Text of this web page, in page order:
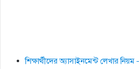
শিক্ষার্থীদের অ্যাসাইনমেন্ট লেখার